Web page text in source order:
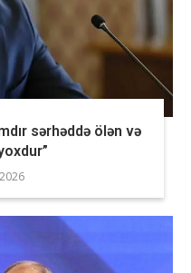
sərhəddə ölən və